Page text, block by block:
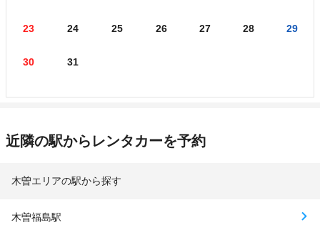
23 24 25 26 27 28 29
30 31
近隣の駅からレンタカーを予約
木曽エリアの駅から探す
木曽福島駅